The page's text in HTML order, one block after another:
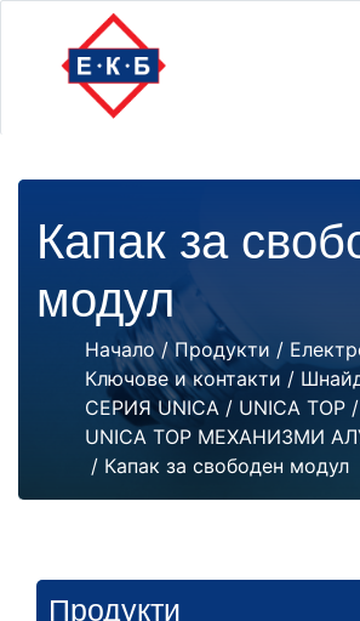
Капак за
модул
Начало/Продукти /
Ключове и контакти /
СЕРИЯ UNICA / UNICA TOP /
UNICA TOP МЕХАНИЗМИ
/ Капак за свободен модул
Продукти